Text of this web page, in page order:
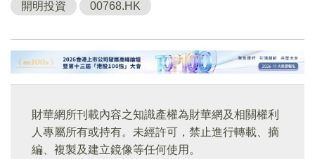
開明投資 00768.HK
財華網所刊載內容之知識產權為財華網及相關權利
人專屬所有或持有。未經許可，禁止進行轉載、摘
編、複製及建立鏡像等任何使用。